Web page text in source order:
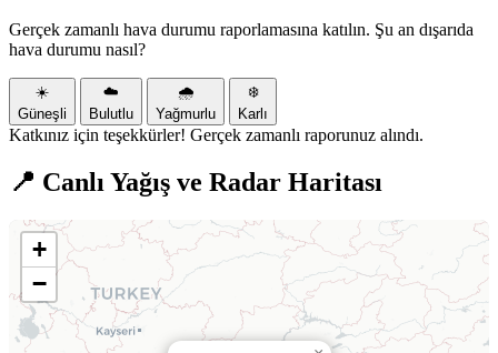
Gerçek zamanlı hava durumu raporlamasına katılın. Şu an dışarıda
hava durumu nasıl?
☀️
Güneşli
☁️
Bulutlu
🌧️
Yağmurlu
❄️
Karlı
Katkınız için teşekkürler! Gerçek zamanlı raporunuz alındı.
📍 Canlı Yağış ve Radar Haritası
+
−